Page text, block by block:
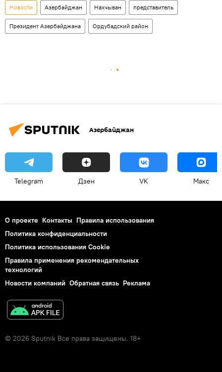
Новости Азербайджан Нахчыван представитель
Президент Азербайджана Ордубадский район
Азербайджан
Telegram Дзен VK Макс
О проекте Контакты Правила использования
Политика конфиденциальности
Политика использования Cookie
Правила применения рекомендательных
технологий
Новости компаний Обратная связь Реклама
© 2026 Sputnik Все права защищены. 18+